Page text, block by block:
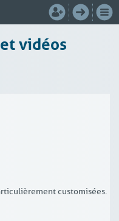
vidéos
customisées.